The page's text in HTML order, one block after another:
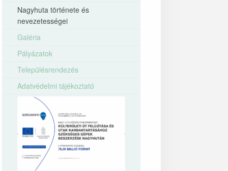
Nagyhuta története és
nevezetességei
Galéria
Pályázatok
Településrendezés
Adatvédelmi tájékoztató